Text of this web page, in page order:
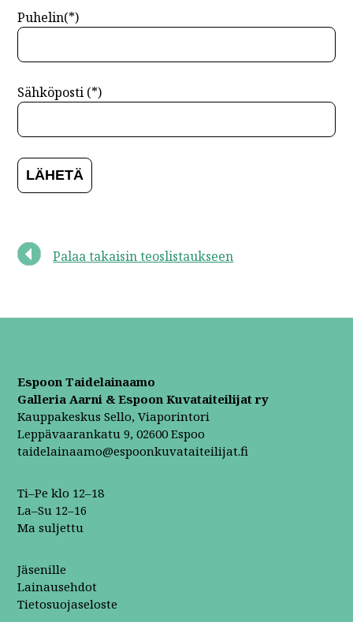
Puhelin(*)
Sähköposti (*)
Palaa takaisin teoslistaukseen
Espoon Taidelainaamo
Galleria Aarni & Espoon Kuvataiteilijat ry
Kauppakeskus Sello, Viaporintori
Leppävaarankatu 9, 02600 Espoo
taidelainaamo@espoonkuvataiteilijat.fi
Ti–Pe klo 12–18
La–Su 12–16
Ma suljettu
Jäsenille
Lainausehdot
Tietosuojaseloste